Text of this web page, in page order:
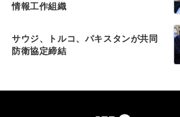
情報工作組織
サウジ、トルコ、パキスタンが共同
防衛協定締結